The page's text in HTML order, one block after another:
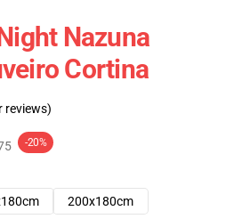
Nazuna
Cortina
reviews)
-20%
200x180cm